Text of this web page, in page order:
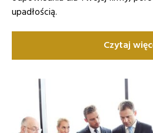
upadłością.
Czytaj